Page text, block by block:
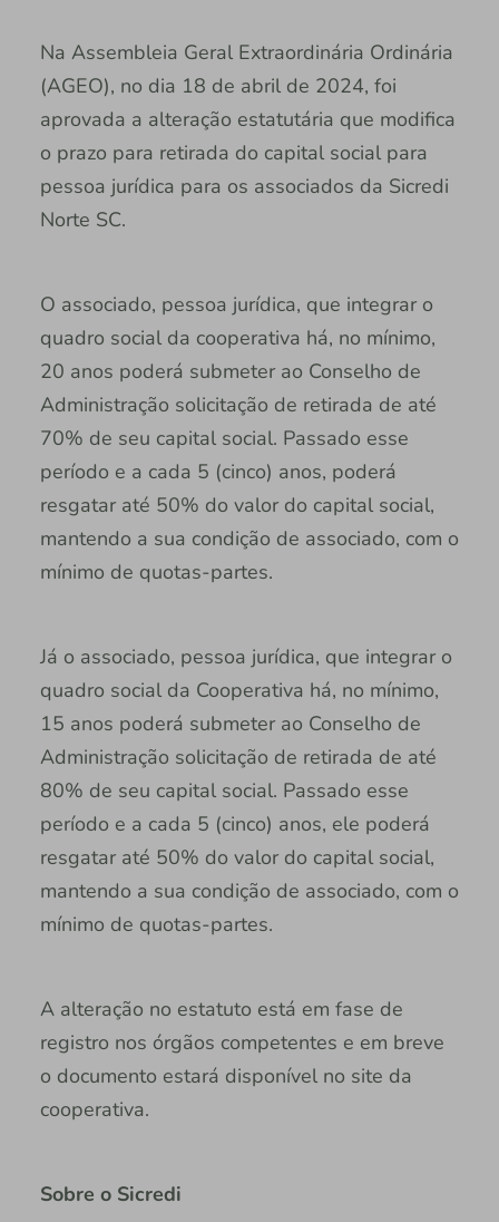
Na Assembleia Geral Extraordinária Ordinária
(AGEO), no dia 18 de abril de 2024, foi
aprovada a alteração estatutária que modifica
o prazo para retirada do capital social para
pessoa jurídica para os associados da Sicredi
Norte SC.
O associado, pessoa jurídica, que integrar o
quadro social da cooperativa há, no mínimo,
20 anos poderá submeter ao Conselho de
Administração solicitação de retirada de até
70% de seu capital social. Passado esse
período e a cada 5 (cinco) anos, poderá
resgatar até 50% do valor do capital social,
mantendo a sua condição de associado, com o
mínimo de quotas-partes.
Já o associado, pessoa jurídica, que integrar o
quadro social da Cooperativa há, no mínimo,
15 anos poderá submeter ao Conselho de
Administração solicitação de retirada de até
80% de seu capital social. Passado esse
período e a cada 5 (cinco) anos, ele poderá
resgatar até 50% do valor do capital social,
mantendo a sua condição de associado, com o
mínimo de quotas-partes.
A alteração no estatuto está em fase de
registro nos órgãos competentes e em breve
o documento estará disponível no site da
cooperativa.
Sobre o Sicredi